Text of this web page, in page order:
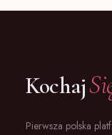
Kochaj
Pierwsza polska